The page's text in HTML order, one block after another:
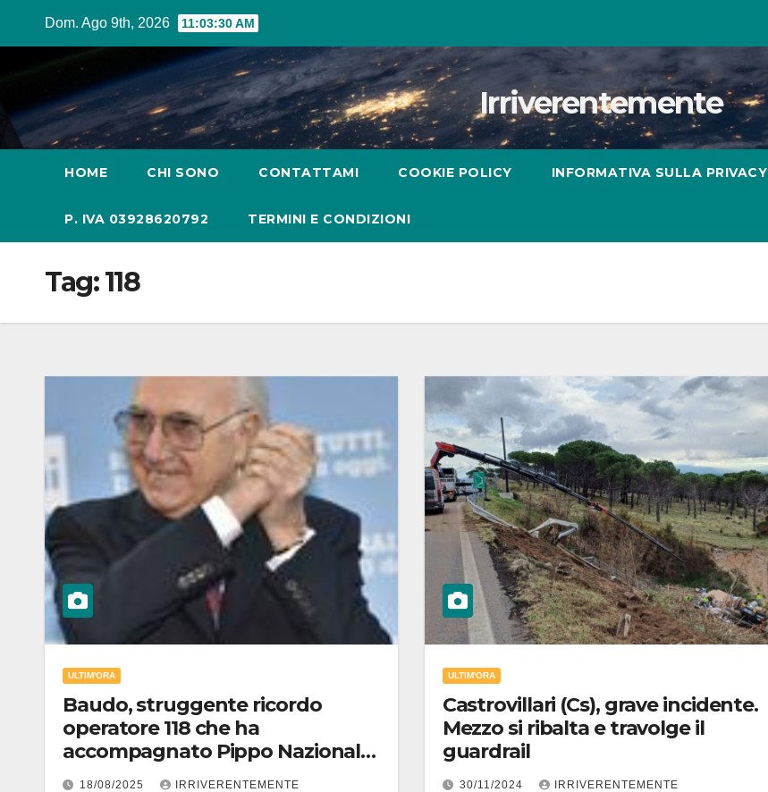
Dom. Ago 9th, 2026 11:03:31 AM
Irriverentemente
HOME CHI SONO CONTATTAMI COOKIE POLICY INFORMATIVA SULLA PRIVACY
P. IVA 03928620792 TERMINI E CONDIZIONI
Tag:118
ULTIM'ORA
Baudo, struggente ricordo
operatore 118 che ha
accompagnato Pippo Nazionale
in ultimo “viaggio”
18/08/2025 IRRIVERENTEMENTE
ULTIM'ORA
Castrovillari (Cs), grave incidente.
Mezzo si ribalta e travolge il
guardrail
30/11/2024 IRRIVERENTEMENTE